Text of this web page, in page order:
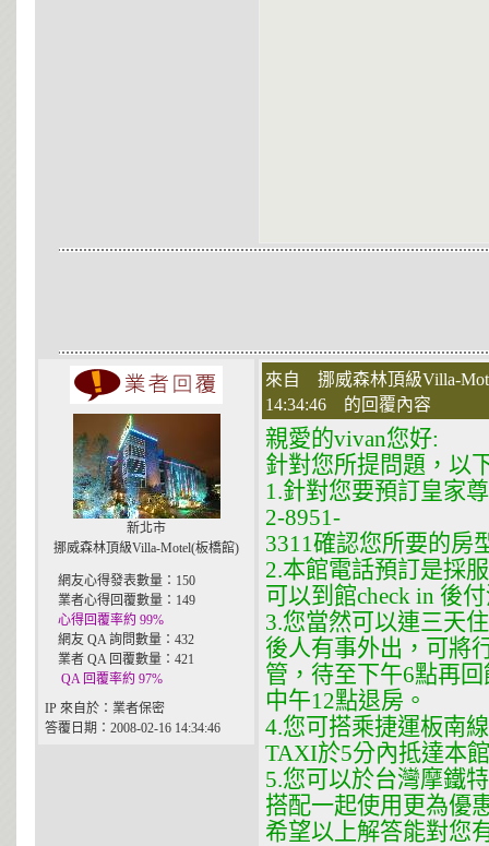
新北市
挪威森林頂級Villa-Motel(板橋館)
網友心得發表數量：150
業者心得回覆數量：149
心得回覆率約 99%
網友 QA 詢問數量：432
業者 QA 回覆數量：421
QA 回覆率約 97%
IP 來自於：業者保密
答覆日期：2008-02-16 14:34:46
來自 挪威森林頂級Villa-
14:34:46 的回覆內容
親愛的vivan您好:
針對您所提問題，以
1.針對您要預訂皇家
2-8951-
3311確認您所要的房
2.本館電話預訂是採
可以到館check in 後
3.您當然可以連三天
後人有事外出，可將
管，待至下午6點再
中午12點退房。
4.您可搭乘捷運板南
TAXI於5分內抵達本
5.您可以於台灣摩鐵
搭配一起使用更為優
希望以上解答能對您